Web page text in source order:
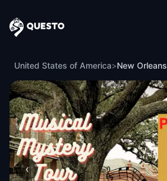
Questo
United States of America>New Orleans
‹